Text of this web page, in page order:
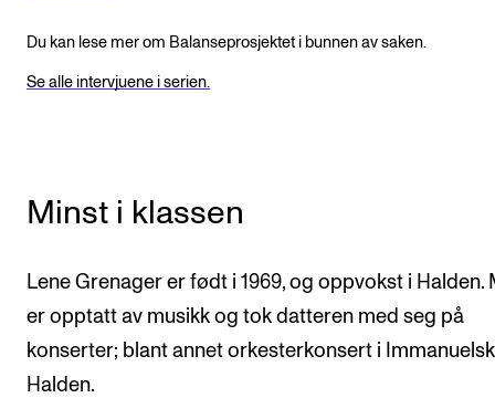
Du kan lese mer om Balanseprosjektet i bunnen av saken.
Se alle intervjuene i serien.
Minst i klassen
Lene Grenager er født i 1969, og oppvokst i Halden.
er opptatt av musikk og tok datteren med seg på
konserter; blant annet orkesterkonsert i
Halden.